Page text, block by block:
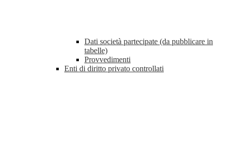
Dati società partecipate (da pubblicare in
tabelle)
Provvedimenti
Enti di diritto privato controllati